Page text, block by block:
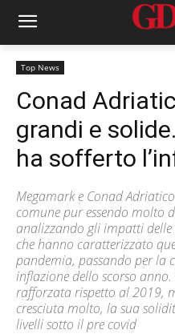
Top News
Conad
grandi e
ha sofferto
Megamark e Conad
comune pur essendo molto
analizzando gli impatti
che hanno caratterizzato
pandemia, passando per la
inflazione dello scorso
rafforzata rispetto al 2019,
cresciuta molto, la sua
livelli sotto il pre covid